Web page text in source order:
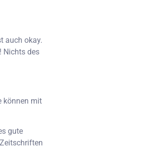
auch okay.
Nichts des
können mit
gute